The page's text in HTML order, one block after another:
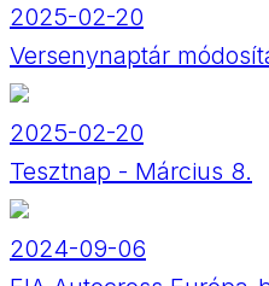
2025-02-20
Versenynaptár
2025-02-20
Tesztnap - Március 8.
2024-09-06